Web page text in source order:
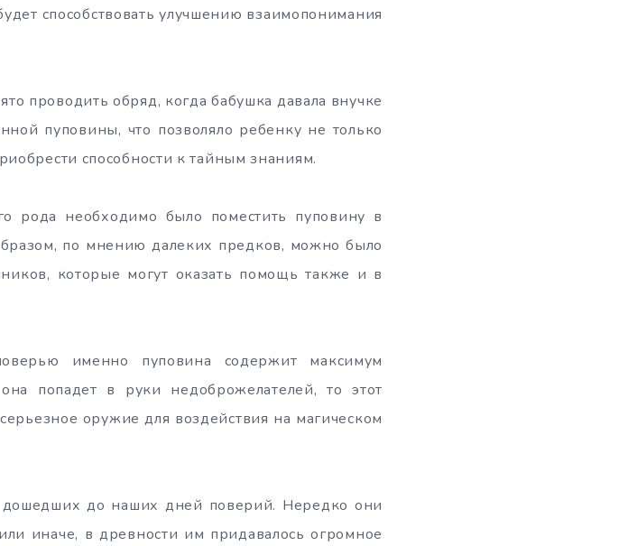
способствовать улучшению взаимопонимания
проводить обряд, когда бабушка давала внучке
пуповины, что позволяло ребенку не только
способности к тайным знаниям.
рода необходимо было поместить пуповину в
по мнению далеких предков, можно было
которые могут оказать помощь также и в
именно пуповина содержит максимум
попадет в руки недоброжелателей, то этот
оружие для воздействия на магическом
дошедших до наших дней поверий. Нередко они
иначе, в древности им придавалось огромное